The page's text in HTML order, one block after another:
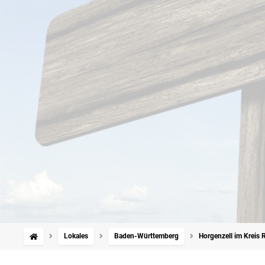
Lokales Baden-Württemberg Horgenzell im Kreis